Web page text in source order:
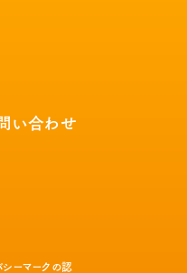
い合わせ
ーマークの認